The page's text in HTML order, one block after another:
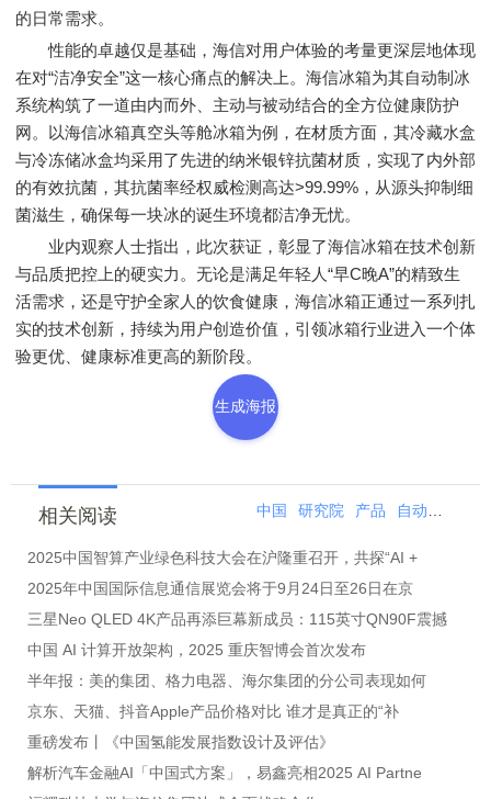
的日常需求。
性能的卓越仅是基础，海信对用户体验的考量更深层地体现
在对“洁净安全”这一核心痛点的解决上。海信冰箱为其自动制冰
系统构筑了一道由内而外、主动与被动结合的全方位健康防护
网。以海信冰箱真空头等舱冰箱为例，在材质方面，其冷藏水盒
与冷冻储冰盒均采用了先进的纳米银锌抗菌材质，实现了内外部
的有效抗菌，其抗菌率经权威检测高达>99.99%，从源头抑制细
菌滋生，确保每一块冰的诞生环境都洁净无忧。
业内观察人士指出，此次获证，彰显了海信冰箱在技术创新
与品质把控上的硬实力。无论是满足年轻人“早C晚A”的精致生
活需求，还是守护全家人的饮食健康，海信冰箱正通过一系列扎
实的技术创新，持续为用户创造价值，引领冰箱行业进入一个体
验更优、健康标准更高的新阶段。
生成海报
相关阅读 中国 研究院 产品 自动
2025中国智算产业绿色科技大会在沪隆重召开，共探“AI +
2025年中国国际信息通信展览会将于9月24日至26日在京
三星Neo QLED 4K产品再添巨幕新成员：115英寸QN90F震撼
中国 AI 计算开放架构，2025 重庆智博会首次发布
半年报：美的集团、格力电器、海尔集团的分公司表现如何
京东、天猫、抖音Apple产品价格对比 谁才是真正的“补
重磅发布丨《中国氢能发展指数设计及评估》
解析汽车金融AI「中国式方案」，易鑫亮相2025 AI Partne